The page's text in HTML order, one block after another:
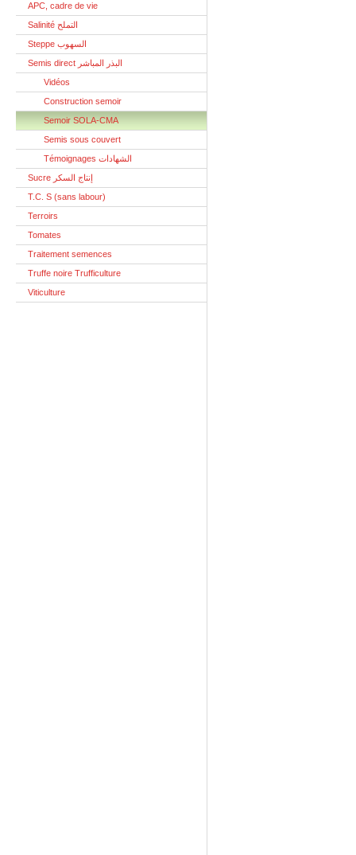
APC, cadre de vie
Salinité التملح
Steppe السهوب
Semis direct البذر المباشر
Vidéos
Construction semoir
Semoir SOLA-CMA
Semis sous couvert
Témoignages الشهادات
Sucre إنتاج السكر
T.C. S (sans labour)
Terroirs
Tomates
Traitement semences
Truffe noire Trufficulture
Viticulture